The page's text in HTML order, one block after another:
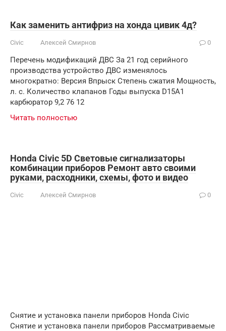
Как заменить антифриз на хонда цивик 4д?
Civic Алексей Смирнов 0
Перечень модификаций ДВС За 21 год серийного
производства устройство ДВС изменялось
многократно: Версия Впрыск Степень сжатия Мощность,
л. с. Количество клапанов Годы выпуска D15A1
карбюратор 9,2 76 12
Читать полностью
Honda Civic 5D Световые сигнализаторы
комбинации приборов Ремонт авто своими
руками, расходники, схемы, фото и видео
Civic Алексей Смирнов 0
Снятие и установка панели приборов Honda Civic
Снятие и установка панели приборов Рассматриваемые